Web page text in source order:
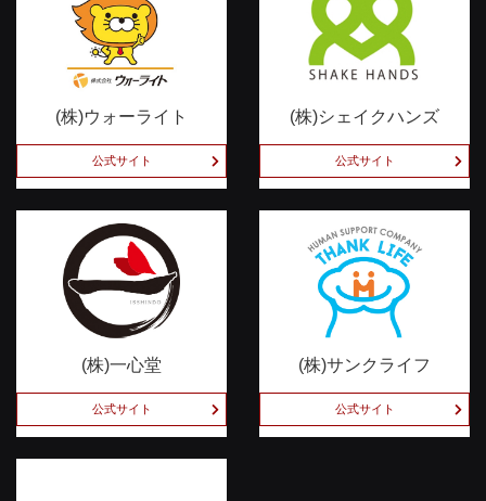
(株)ウォーライト
公式サイト
(株)シェイクハンズ
公式サイト
(株)一心堂
公式サイト
(株)サンクライフ
公式サイト